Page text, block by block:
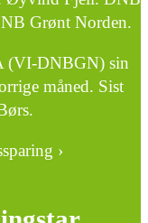
Grønt Norden.
(VI-DNBGN) sin
måned. Sist
›